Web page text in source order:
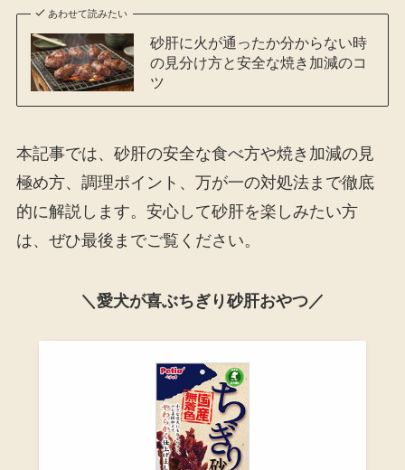
あわせて読みたい
砂肝に火が通ったか分からない時
の見分け方と安全な焼き加減のコ
ツ
本記事では、砂肝の安全な食べ方や焼き加減の見
極め方、調理ポイント、万が一の対処法まで徹底
的に解説します。安心して砂肝を楽しみたい方
は、ぜひ最後までご覧ください。
＼愛犬が喜ぶちぎり砂肝おやつ／